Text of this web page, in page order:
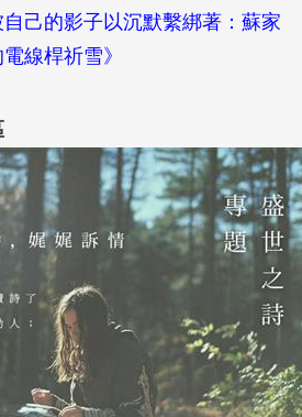
自己的影子以沉默繫綁著：蘇家
線桿祈雪》